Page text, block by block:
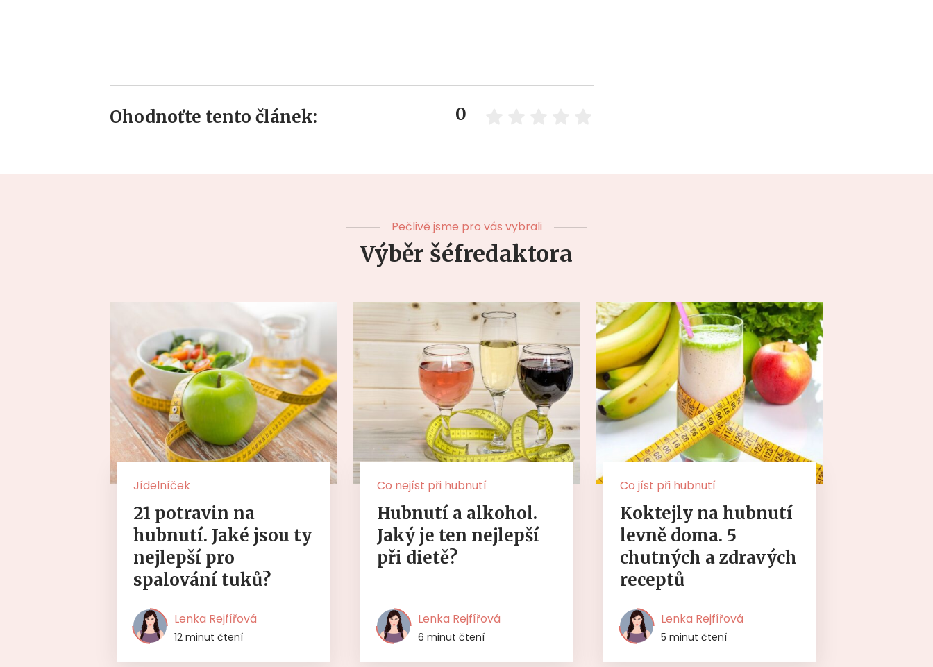
Ohodnoťte tento článek: 0
Pečlivě jsme pro vás vybrali
Výběr šéfredaktora
Jídelníček
21 potravin na
hubnutí. Jaké jsou ty
nejlepší pro
spalování tuků?
Lenka Rejfířová
12 minut čtení
Co nejíst při hubnutí
Hubnutí a alkohol.
Jaký je ten nejlepší
při dietě?
Lenka Rejfířová
6 minut čtení
Co jíst při hubnutí
Koktejly na hubnutí
levně doma. 5
chutných a zdravých
receptů
Lenka Rejfířová
5 minut čtení